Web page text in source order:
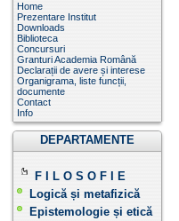
Home
Prezentare Institut
Downloads
Biblioteca
Concursuri
Granturi Academia Română
Declarații de avere și interese
Organigrama, liste funcții,
documente
Contact
Info
DEPARTAMENTE
F I L O S O F I E
Logică și metafizică
Epistemologie și etică